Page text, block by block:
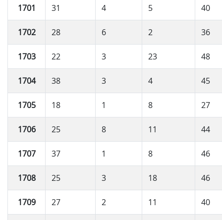
1701 31 4 5 40
1702 28 6 2 36
1703 22 3 23 48
1704 38 3 4 45
1705 18 1 8 27
1706 25 8 11 44
1707 37 1 8 46
1708 25 3 18 46
1709 27 2 11 40